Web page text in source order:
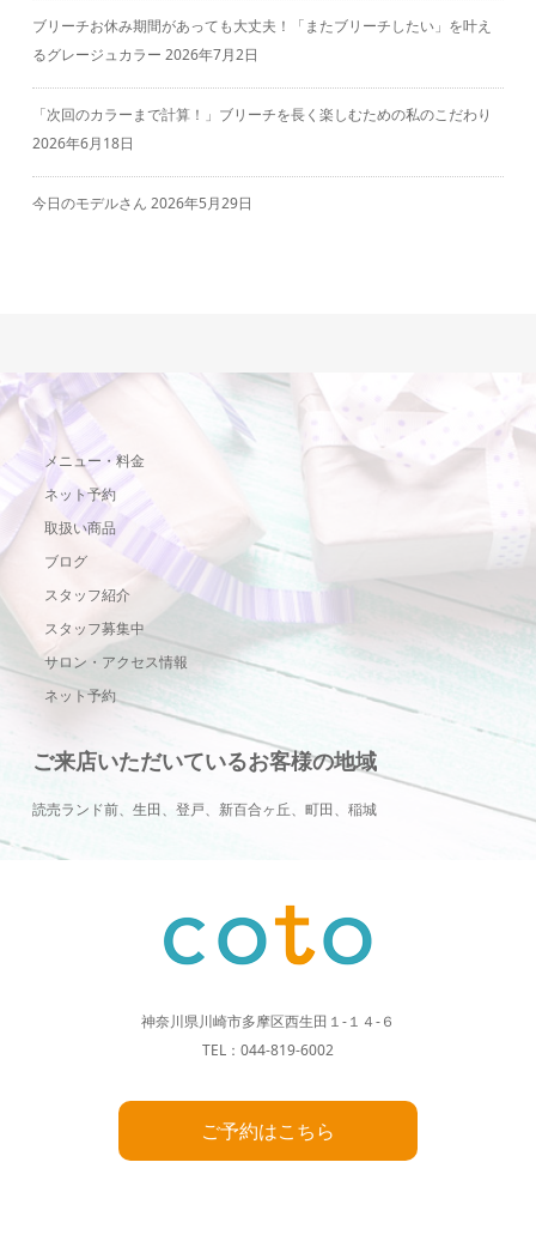
ブリーチお休み期間があっても大丈夫！「またブリーチしたい」を叶え
るグレージュカラー 2026年7月2日
「次回のカラーまで計算！」ブリーチを長く楽しむための私のこだわり
2026年6月18日
今日のモデルさん 2026年5月29日
メニュー・料金
ネット予約
取扱い商品
ブログ
スタッフ紹介
スタッフ募集中
サロン・アクセス情報
ネット予約
ご来店いただいているお客様の地域
読売ランド前、生田、登戸、新百合ヶ丘、町田、稲城
神奈川県川崎市多摩区西生田１-１４-６
TEL：044-819-6002
ご予約はこちら